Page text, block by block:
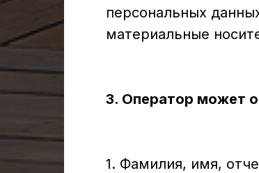
персональных
материальные
3. Оператор может
1. Фамилия, имя,